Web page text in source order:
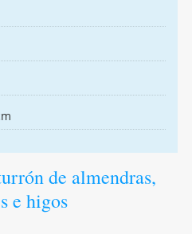
de almendras,
e higos